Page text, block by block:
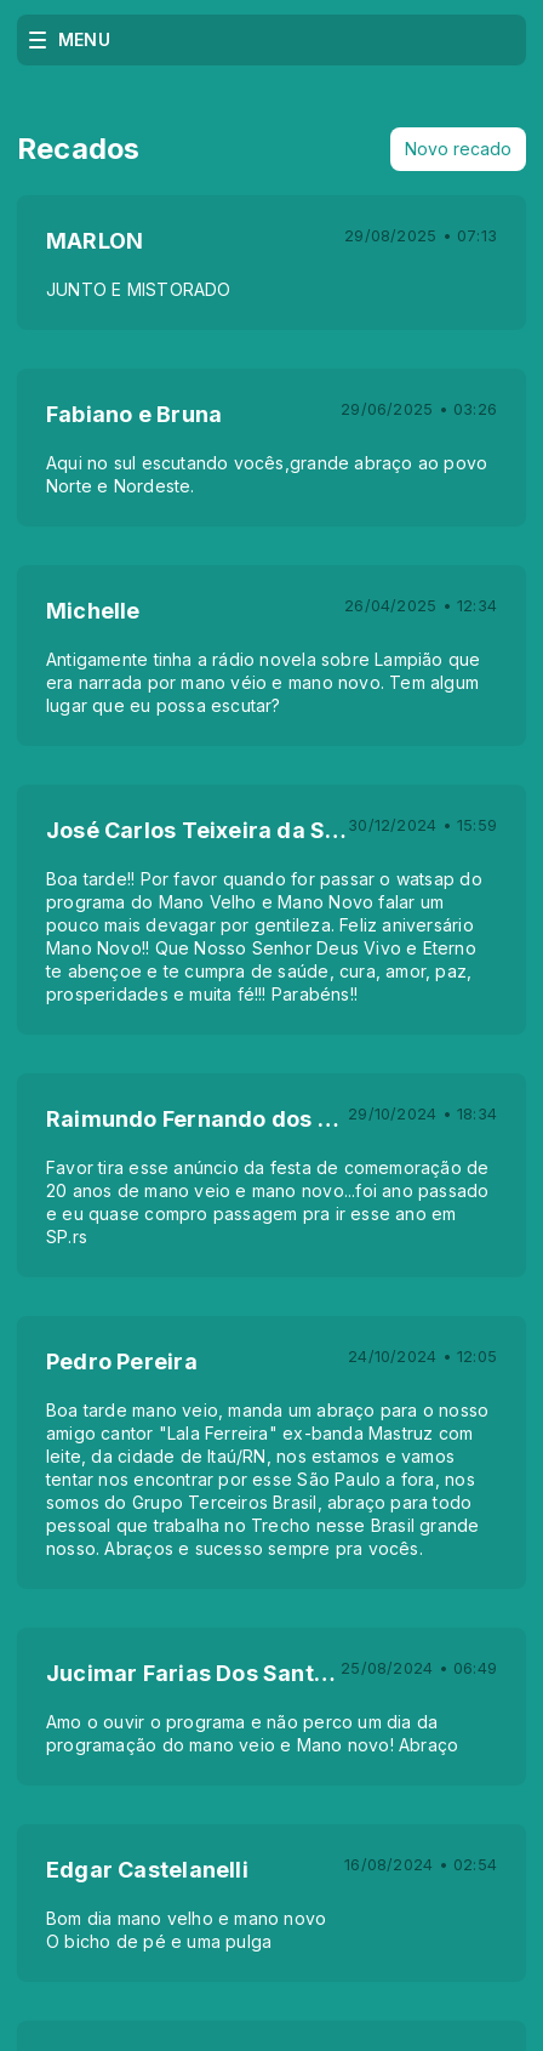
MENU
Recados Novo recado
MARLON 29/08/2025 • 07:13
JUNTO E MISTORADO
Fabiano e Bruna 29/06/2025 • 03:26
Aqui no sul escutando vocês,grande abraço ao povo
Norte e Nordeste.
Michelle 26/04/2025 • 12:34
Antigamente tinha a rádio novela sobre Lampião que
era narrada por mano véio e mano novo. Tem algum
lugar que eu possa escutar?
José Carlos Teixeira da Silva 30/12/2024 • 15:59
Boa tarde!! Por favor quando for passar o watsap do
programa do Mano Velho e Mano Novo falar um
pouco mais devagar por gentileza. Feliz aniversário
Mano Novo!! Que Nosso Senhor Deus Vivo e Eterno
te abençoe e te cumpra de saúde, cura, amor, paz,
prosperidades e muita fé!!! Parabéns!!
Raimundo Fernando dos Santos Júnior Santos Júnior 29/10/2024 • 18:34
Favor tira esse anúncio da festa de comemoração de
20 anos de mano veio e mano novo...foi ano passado
e eu quase compro passagem pra ir esse ano em
SP.rs
Pedro Pereira 24/10/2024 • 12:05
Boa tarde mano veio, manda um abraço para o nosso
amigo cantor "Lala Ferreira" ex-banda Mastruz com
leite, da cidade de Itaú/RN, nos estamos e vamos
tentar nos encontrar por esse São Paulo a fora, nos
somos do Grupo Terceiros Brasil, abraço para todo
pessoal que trabalha no Trecho nesse Brasil grande
nosso. Abraços e sucesso sempre pra vocês.
Jucimar Farias Dos Santos Mendonça 25/08/2024 • 06:49
Amo o ouvir o programa e não perco um dia da
programação do mano veio e Mano novo! Abraço
Edgar Castelanelli 16/08/2024 • 02:54
Bom dia mano velho e mano novo
O bicho de pé e uma pulga